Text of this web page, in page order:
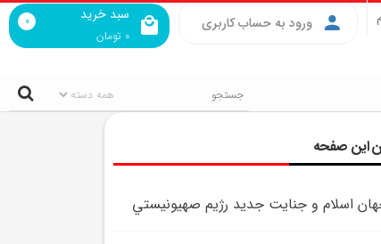
سبد خرید
0 تومان
0 ورود به حساب کاربری
این صفحه
اسلام و جنايت جديد رژيم صهيونيستي